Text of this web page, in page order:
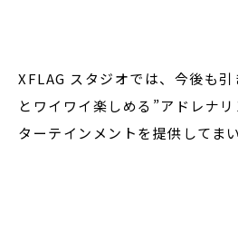
XFLAG スタジオでは、今後も
とワイワイ楽しめる”アドレナ
ターテインメントを提供してまい